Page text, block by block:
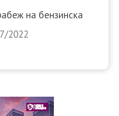
на бензинска
2022